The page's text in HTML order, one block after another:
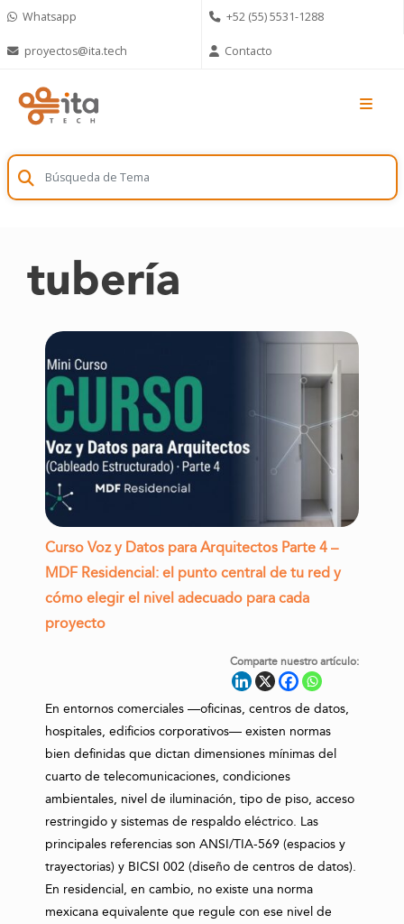
Whatsapp +52 (55) 5531-1288
proyectos@ita.tech Contacto
tubería
Curso Voz y Datos para Arquitectos Parte 4 –
MDF Residencial: el punto central de tu red y
cómo elegir el nivel adecuado para cada
proyecto
Comparte nuestro artículo:
En entornos comerciales —oficinas, centros de datos,
hospitales, edificios corporativos— existen normas
bien definidas que dictan dimensiones mínimas del
cuarto de telecomunicaciones, condiciones
ambientales, nivel de iluminación, tipo de piso, acceso
restringido y sistemas de respaldo eléctrico. Las
principales referencias son ANSI/TIA-569 (espacios y
trayectorias) y BICSI 002 (diseño de centros de datos).
En residencial, en cambio, no existe una norma
mexicana equivalente que regule con ese nivel de